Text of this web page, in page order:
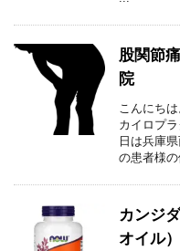
股関節
院
こんにち
カイロプ
日は兵庫
の患者様
カンジ
オイル